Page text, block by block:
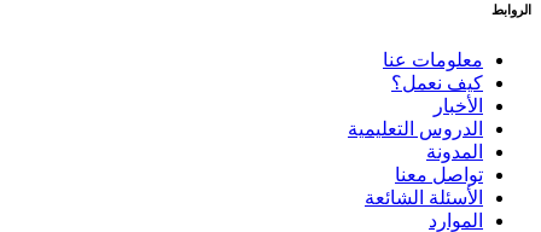
الروابط
معلومات عنا
كيف نعمل؟
الأخبار
الدروس التعليمية
المدونة
تواصل معنا
الأسئلة الشائعة
الموارد